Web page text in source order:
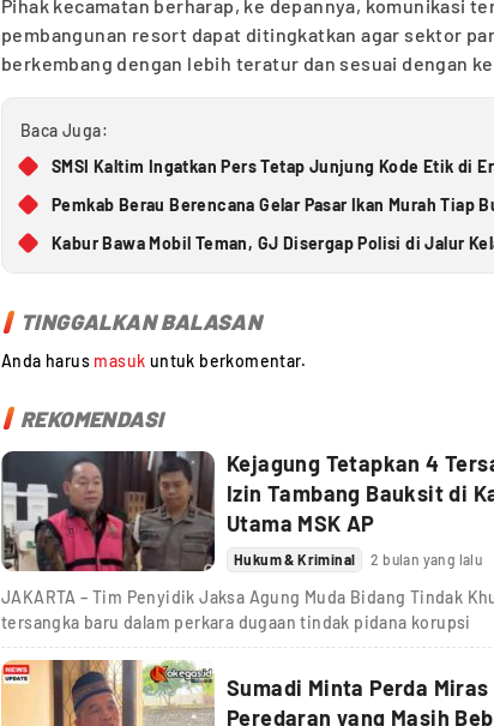
Pihak kecamatan berharap, ke depannya, komunikasi
pembangunan resort dapat ditingkatkan agar sektor
berkembang dengan lebih teratur dan sesuai dengan
Baca Juga:
SMSI Kaltim Ingatkan Pers Tetap Junjung Kode Etik di
Pemkab Berau Berencana Gelar Pasar Ikan Murah Tiap
Kabur Bawa Mobil Teman, GJ Disergap Polisi di Jalur
TINGGALKAN BALASAN
Anda harus masuk untuk berkomentar.
REKOMENDASI
Kejagung Tetapkan 4
Izin Tambang Bauksit di
Utama MSK AP
Hukum & Kriminal 2 bulan yang lalu
JAKARTA – Tim Penyidik Jaksa Agung Muda Bidang Tindak
tersangka baru dalam perkara dugaan tindak pidana korupsi
Sumadi Minta Perda
Peredaran yang Masih